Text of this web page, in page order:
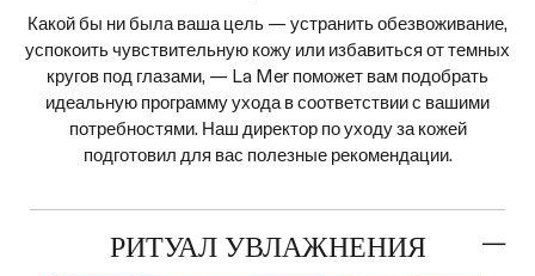
Какой бы ни была ваша цель — устранить обезвоживание,
успокоить чувствительную кожу или избавиться от темных
кругов под глазами, — La Mer поможет вам подобрать
идеальную программу ухода в соответствии с вашими
потребностями. Наш директор по уходу за кожей
подготовил для вас полезные рекомендации.
РИТУАЛ УВЛАЖНЕНИЯ